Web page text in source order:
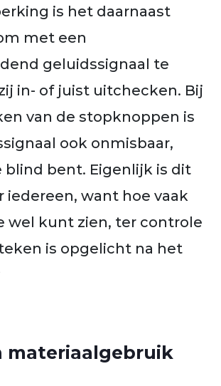
is het daarnaast
met een
geluidssignaal te
in- of juist uitchecken. Bij
van de stopknoppen is
ook onmisbaar,
blind bent. Eigenlijk is dit
iedereen, want hoe vaak
wel kunt zien, ter controle
is opgelicht na het
materiaalgebruik